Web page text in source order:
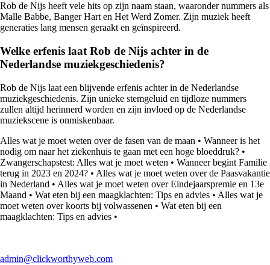
Rob de Nijs heeft vele hits op zijn naam staan, waaronder nummers als
Malle Babbe, Banger Hart en Het Werd Zomer. Zijn muziek heeft
generaties lang mensen geraakt en geïnspireerd.
Welke erfenis laat Rob de Nijs achter in de
Nederlandse muziekgeschiedenis?
Rob de Nijs laat een blijvende erfenis achter in de Nederlandse
muziekgeschiedenis. Zijn unieke stemgeluid en tijdloze nummers
zullen altijd herinnerd worden en zijn invloed op de Nederlandse
muziekscene is onmiskenbaar.
Alles wat je moet weten over de fasen van de maan • Wanneer is het
nodig om naar het ziekenhuis te gaan met een hoge bloeddruk? •
Zwangerschapstest: Alles wat je moet weten • Wanneer begint Familie
terug in 2023 en 2024? • Alles wat je moet weten over de Paasvakantie
in Nederland • Alles wat je moet weten over Eindejaarspremie en 13e
Maand • Wat eten bij een maagklachten: Tips en advies • Alles wat je
moet weten over koorts bij volwassenen • Wat eten bij een
maagklachten: Tips en advies •
admin@clickworthyweb.com